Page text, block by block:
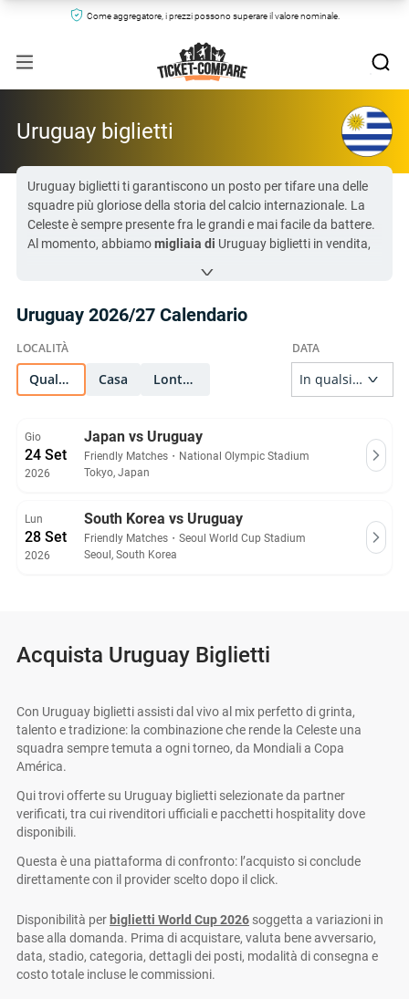
Come aggregatore, i prezzi possono superare il valore nominale.
Uruguay biglietti
Uruguay biglietti ti garantiscono un posto per tifare una delle
squadre più gloriose della storia del calcio internazionale. La
Celeste è sempre presente fra le grandi e mai facile da battere.
Al momento, abbiamomigliaia di Uruguay biglietti in vendita,
Con49 day (Japan vs Uruguay)giorni al prossimo match
dell’Uruguay, è il momento perfetto per garantirti il tuo posto!
Tutti i biglietti per Uruguay su Ticket-Compare.com sono
autentici, da venditori verificati che offrono una garanzia del
Uruguay 2026/27 Calendario
Qualunque Casa Lontano
Gio
24 Set
2026
Japan vs Uruguay
Friendly Matches ・ National Olympic Stadium
Tokyo, Japan
Lun
28 Set
2026
South Korea vs Uruguay
Friendly Matches ・ Seoul World Cup Stadium
Seoul, South Korea
Acquista Uruguay Biglietti
Con Uruguay biglietti assisti dal vivo al mix perfetto di grinta,
talento e tradizione: la combinazione che rende la Celeste una
squadra sempre temuta a ogni torneo, da Mondiali a Copa
América.
Qui trovi offerte su Uruguay biglietti selezionate da partner
verificati, tra cui rivenditori ufficiali e pacchetti hospitality dove
disponibili.
Questa è una piattaforma di confronto: l’acquisto si conclude
direttamente con il provider scelto dopo il click.
Disponibilità per biglietti World Cup 2026 soggetta a variazioni in
base alla domanda. Prima di acquistare, valuta bene avversario,
data, stadio, categoria, dettagli dei posti, modalità di consegna e
costo totale incluse le commissioni.